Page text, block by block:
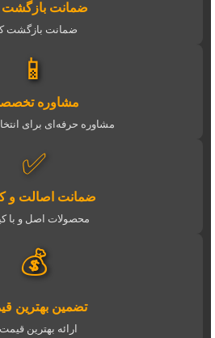
ضمانت بازگشت
ضمانت بازگشت
📱
مشاوره
مشاوره حرفه‌ای برای
✅
ضمانت اصالت و
محصولات اصل و با
💰
تضمین بهترین
ارائه بهترین